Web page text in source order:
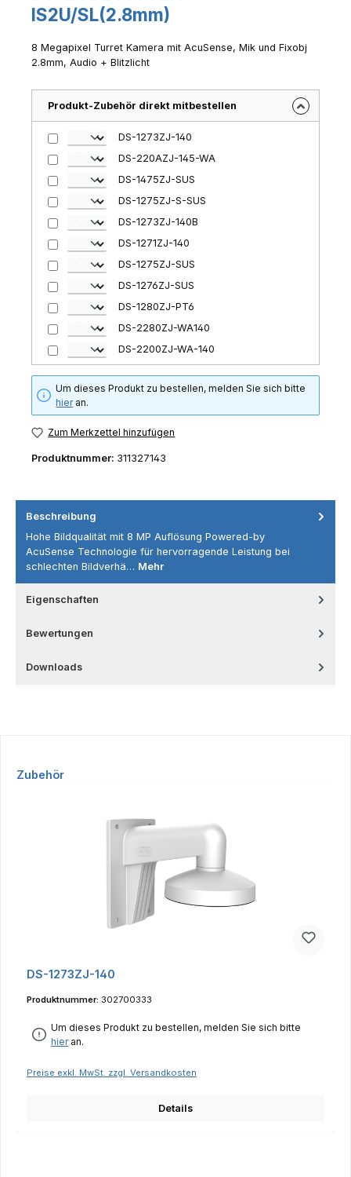
IS2U/SL(2.8mm)
8 Megapixel Turret Kamera mit AcuSense, Mik und Fixobj
2.8mm, Audio + Blitzlicht
Produkt-Zubehör direkt mitbestellen
DS-1273ZJ-140
DS-220AZJ-145-WA
DS-1475ZJ-SUS
DS-1275ZJ-S-SUS
DS-1273ZJ-140B
DS-1271ZJ-140
DS-1275ZJ-SUS
DS-1276ZJ-SUS
DS-1280ZJ-PT6
DS-2280ZJ-WA140
DS-2200ZJ-WA-140
Um dieses Produkt zu bestellen, melden Sie sich bitte
hieran.
Zum Merkzettel hinzufügen
Produktnummer: 311327143
Beschreibung
Hohe Bildqualität mit 8 MP Auflösung Powered-by
AcuSense Technologie für hervorragende Leistung bei
schlechten Bildverhä… Mehr
Eigenschaften
Bewertungen
Downloads
Produktgalerie überspringen
Zubehör
DS-1273ZJ-140
Produktnummer: 302700333
Um dieses Produkt zu bestellen, melden Sie sich bitte
hieran.
Preise exkl. MwSt. zzgl. Versandkosten
Details